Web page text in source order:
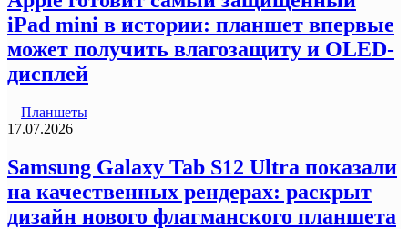
iPad mini в истории: планшет впервые
может получить влагозащиту и OLED-
дисплей
Планшеты
17.07.2026
Samsung Galaxy Tab S12 Ultra показали
на качественных рендерах: раскрыт
дизайн нового флагманского планшета